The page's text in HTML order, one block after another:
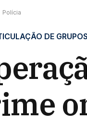
Polícia
DE